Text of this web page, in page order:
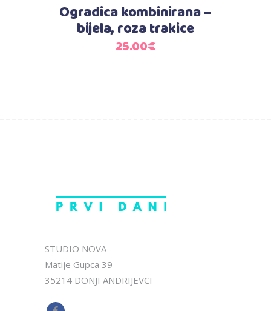
Ogradica kombinirana –
bijela, roza trakice
25.00€
STUDIO NOVA
Matije Gupca 39
35214 DONJI ANDRIJEVCI